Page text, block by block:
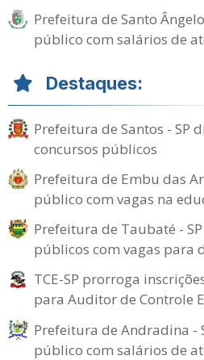
Prefeitura de Santo
público com salários de
Destaques:
Prefeitura de Santos - SP
concursos públicos
Prefeitura de Embu das
público com vagas na
Prefeitura de Taubaté -
públicos com vagas para
TCE-SP prorroga
para Auditor de Controle
Prefeitura de Andradina -
público com salários de